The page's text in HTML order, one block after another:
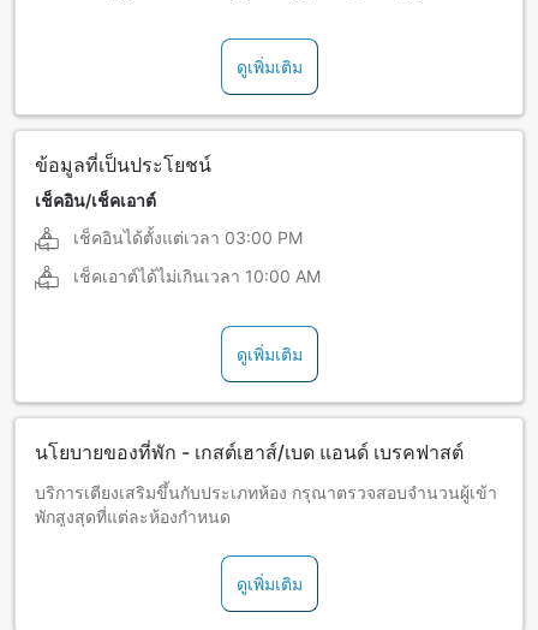
ดูเพิ่มเติม
ข้อมูลที่เป็นประโยชน์
เช็คอิน/เช็คเอาต์
เช็คอินได้ตั้งแต่เวลา 03:00 PM
เช็คเอาต์ได้ไม่เกินเวลา 10:00 AM
ดูเพิ่มเติม
นโยบายของที่พัก - เกสต์เฮาส์/เบด แอนด์ เบรคฟาสต์
บริการเตียงเสริมขึ้นกับประเภทห้อง กรุณาตรวจสอบจำนวนผู้เข้า
พักสูงสุดที่แต่ละห้องกำหนด
ดูเพิ่มเติม